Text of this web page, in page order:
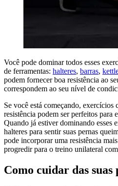
Você pode dominar todos esses
de ferramentas: halteres, barras,
podem fornecer boa resistência ao
correspondem ao seu nível de
Se você está começando, exercícios
resistência podem ser perfeitos para
Quando já estiver dominando esses
halteres para sentir suas pernas
pode incorporar uma resistência
progredir para o treino unilateral
Como cuidar das suas